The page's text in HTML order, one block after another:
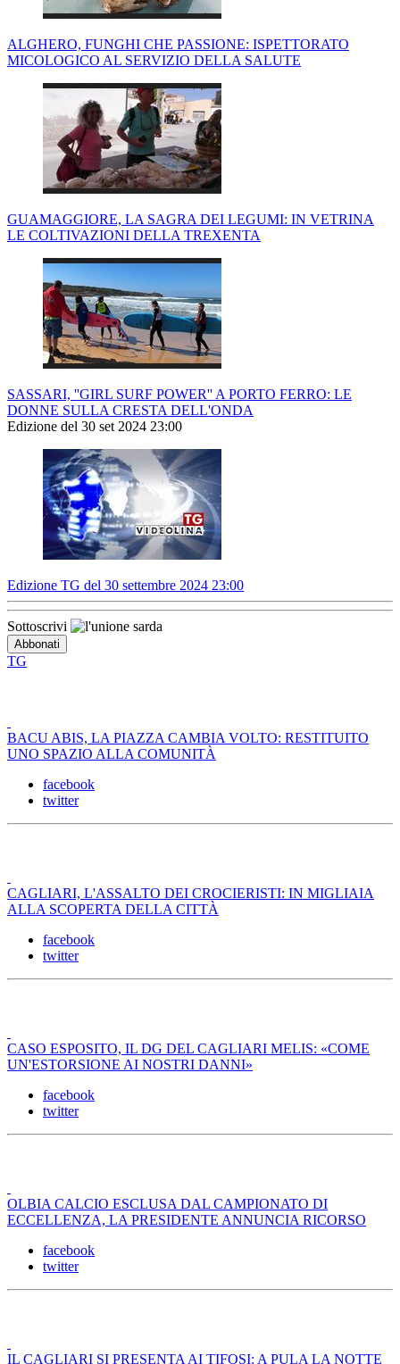
ALGHERO, FUNGHI CHE PASSIONE: ISPETTORATO
MICOLOGICO AL SERVIZIO DELLA SALUTE
GUAMAGGIORE, LA SAGRA DEI LEGUMI: IN VETRINA
LE COLTIVAZIONI DELLA TREXENTA
SASSARI, ''GIRL SURF POWER'' A PORTO FERRO: LE
DONNE SULLA CRESTA DELL'ONDA
Edizione del 30 set 2024 23:00
Edizione TG del 30 settembre 2024 23:00
Sottoscrivi
TG
BACU ABIS, LA PIAZZA CAMBIA VOLTO: RESTITUITO
UNO SPAZIO ALLA COMUNITÀ
facebook
twitter
CAGLIARI, L'ASSALTO DEI CROCIERISTI: IN MIGLIAIA
ALLA SCOPERTA DELLA CITTÀ
facebook
twitter
CASO ESPOSITO, IL DG DEL CAGLIARI MELIS: «COME
UN'ESTORSIONE AI NOSTRI DANNI»
facebook
twitter
OLBIA CALCIO ESCLUSA DAL CAMPIONATO DI
ECCELLENZA, LA PRESIDENTE ANNUNCIA RICORSO
facebook
twitter
IL CAGLIARI SI PRESENTA AI TIFOSI: A PULA LA NOTTE